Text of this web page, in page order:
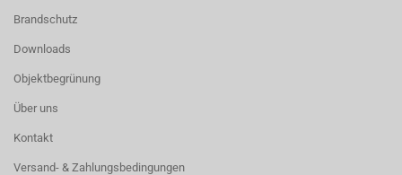
Brandschutz
Downloads
Objektbegrünung
Über uns
Kontakt
Versand- & Zahlungsbedingungen